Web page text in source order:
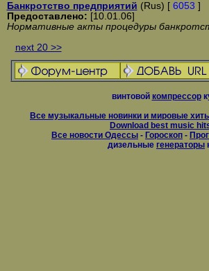
Банкротство предприятий (Rus) [ 6053 ]
Предоставлено: [10.01.06]
Нормативные акты процедуры
next 20 >>
винтовой компрессор
Все музыкальные новинки и мировые
Download best music
Все новости Одессы - Гороскоп -
дизельные генераторы